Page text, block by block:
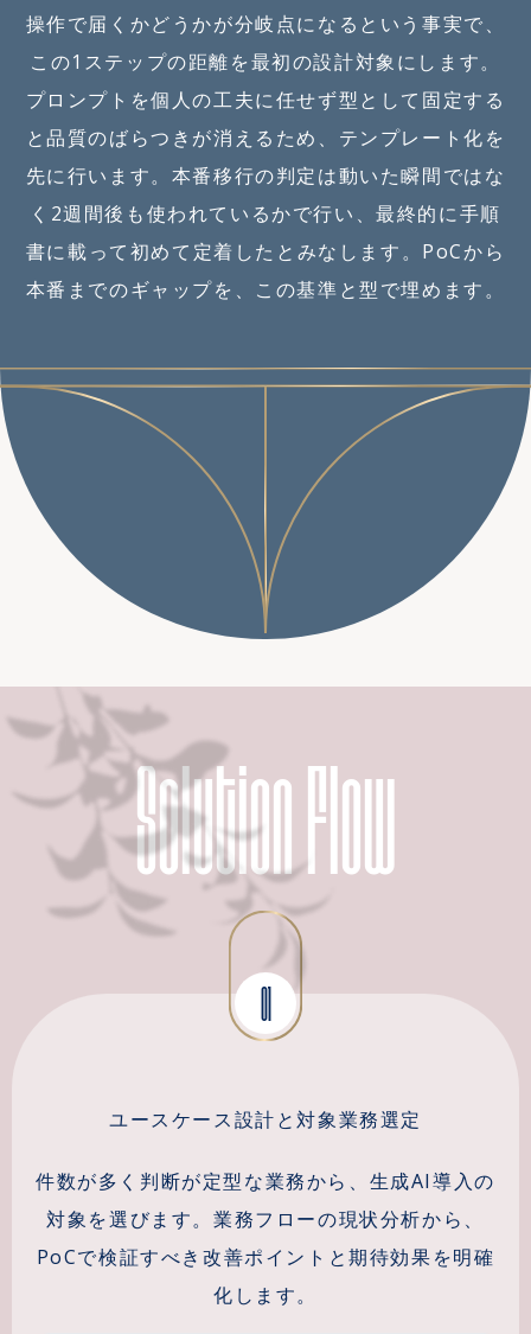
操作で届くかどうかが分岐点になるという事実で、
この1ステップの距離を最初の設計対象にします。
プロンプトを個人の工夫に任せず型として固定する
と品質のばらつきが消えるため、テンプレート化を
先に行います。本番移行の判定は動いた瞬間ではな
く2週間後も使われているかで行い、最終的に手順
書に載って初めて定着したとみなします。PoCから
本番までのギャップを、この基準と型で埋めます。
Solution Flow
01
ユースケース設計と対象業務選定
件数が多く判断が定型な業務から、生成AI導入の
対象を選びます。業務フローの現状分析から、
PoCで検証すべき改善ポイントと期待効果を明確
化します。